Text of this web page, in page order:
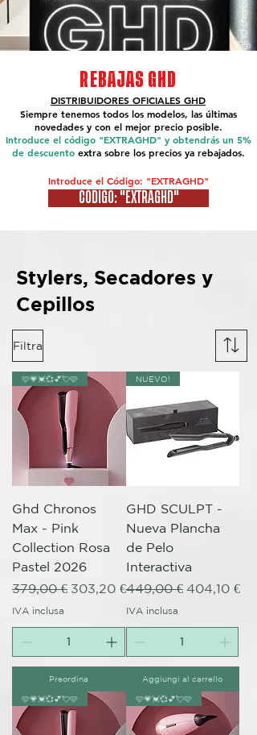
REBAJAS GHD
DISTRIBUIDORES OFICIALES GHD
Siempre tenemos todos los modelos, las últimas
novedades y con el mejor precio posible.
Introduce el código "EXTRAGHD" y obtendrás un 5%
de descuento extra sobre los precios ya rebajados.
Introduce el Código: "EXTRAGHD"
CÓDIGO: "EXTRAGHD"
Stylers, Secadores y
Cepillos
Filtra
🩷💗💓💞💕💘🩷
Ghd Chronos
Max - Pink
Collection Rosa
Pastel 2026
Prezzo regolare
379,00 € Prezzo scontato
303,20 €
IVA inclusa
Preordina
NUEVO!
GHD SCULPT -
Nueva Plancha
de Pelo
Interactiva
Prezzo regolare
449,00 € Prezzo
404,10 €
IVA inclusa
Aggiungi al carrello
🩷💗💓💞💕💘🩷 🩷💗💓💞💕💘🩷